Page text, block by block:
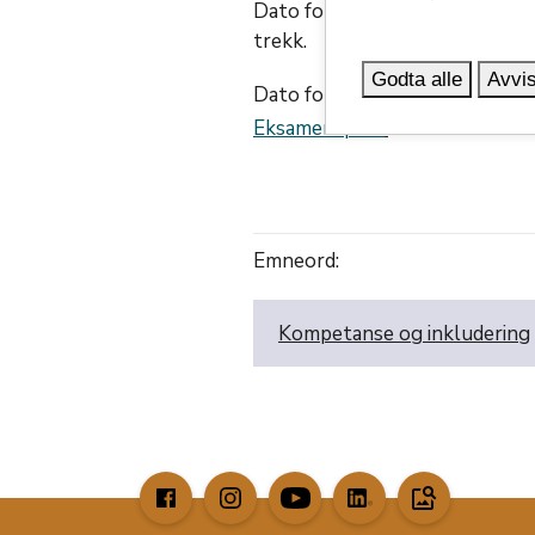
Dato for praktisk eksamen i
trekk.
Dato for skriftlig eksamen er
Eksamensplan.
Emneord:
Kompetanse og inkludering
image_search
Godta alle